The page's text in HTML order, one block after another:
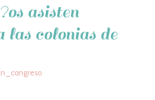
asisten
las colonias de